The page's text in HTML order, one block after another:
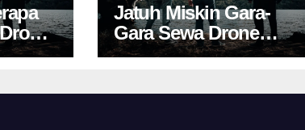
Jatuh Miskin Gara-
Gara Sewa Drone
Yogya? Cek Harga Ini!